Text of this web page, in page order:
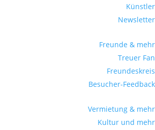
Künstler
Newsletter
Freunde & mehr
Treuer Fan
Freundeskreis
Besucher-Feedback
Vermietung & mehr
Kultur und mehr